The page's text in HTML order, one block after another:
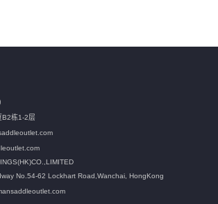
B2栋1-2层
No.54-62 Lockhart Road, Wanchai, HongKong